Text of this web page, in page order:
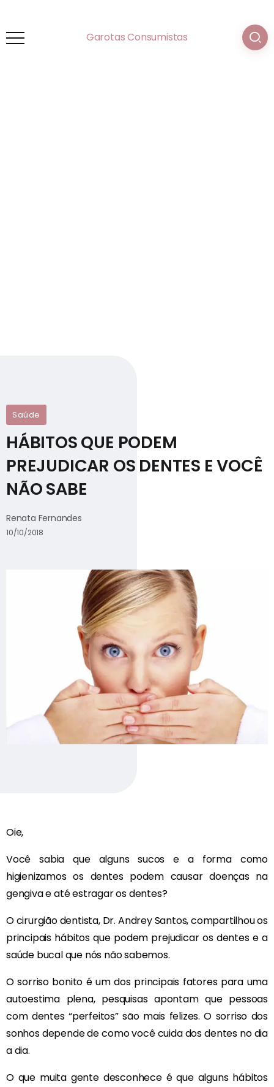
Garotas Consumistas
Saúde
HÁBITOS QUE PODEM
PREJUDICAR OS DENTES E VOCÊ
NÃO SABE
Renata Fernandes
10/10/2018
Oie,
Você sabia que alguns sucos e a forma como
higienizamos os dentes podem causar doenças na
gengiva e até estragar os dentes?
O cirurgião dentista, Dr. Andrey Santos, compartilhou os
principais hábitos que podem prejudicar os dentes e a
saúde bucal que nós não sabemos.
O sorriso bonito é um dos principais fatores para uma
autoestima plena, pesquisas apontam que pessoas
com dentes “perfeitos” são mais felizes. O sorriso dos
sonhos depende de como você cuida dos dentes no dia
a dia.
O que muita gente desconhece é que alguns hábitos